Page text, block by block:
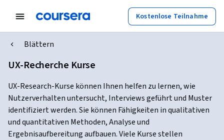
Kostenlose Teilnahme
Blättern
UX-Recherche Kurse
UX-Research-Kurse können Ihnen helfen zu lernen, wie
Nutzerverhalten untersucht, Interviews geführt und Muster
identifiziert werden. Sie können Fähigkeiten in qualitativen
und quantitativen Methoden, Analyse und
Ergebnisaufbereitung aufbauen. Viele Kurse stellen